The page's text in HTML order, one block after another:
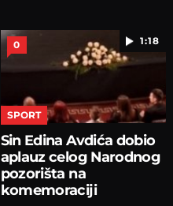
1:18
0
SPORT
Sin Edina Avdića dobio
aplauz celog Narodnog
pozorišta na
komemoraciji